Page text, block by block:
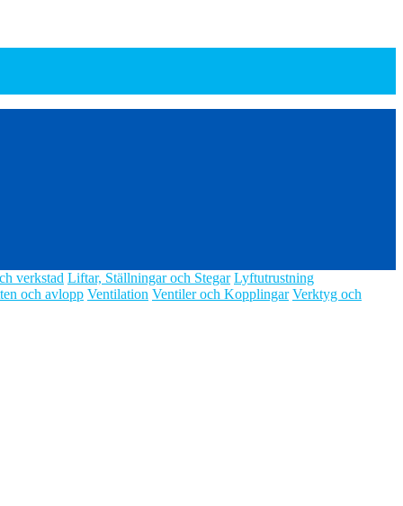
verkstad Liftar, Ställningar och Stegar Lyftutrustning
och avlopp Ventilation Ventiler och Kopplingar Verktyg och